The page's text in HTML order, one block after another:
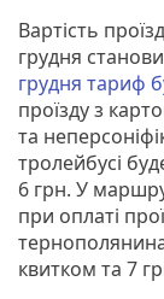
Вартість
грудня
грудня тариф
проїзду з
та
тролейбусі
6 грн. У
при оплаті
квитком та 7